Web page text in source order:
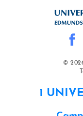
©
1